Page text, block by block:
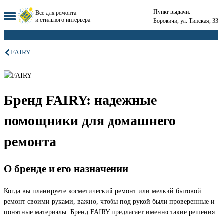
Все для ремонта
и стильного интерьера
Пункт выдачи:
Боровичи, ул. Тинская, 33
FAIRY
Бренд FAIRY: надежные
помощники для домашнего
ремонта
О бренде и его назначении
Когда вы планируете косметический ремонт или мелкий бытовой
ремонт своими руками, важно, чтобы под рукой были проверенные и
понятные материалы. Бренд FAIRY предлагает именно такие решения